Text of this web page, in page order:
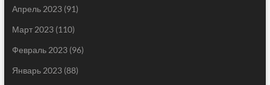
Апрель 2023(91)
Март 2023(110)
Февраль 2023(96)
Январь 2023(88)